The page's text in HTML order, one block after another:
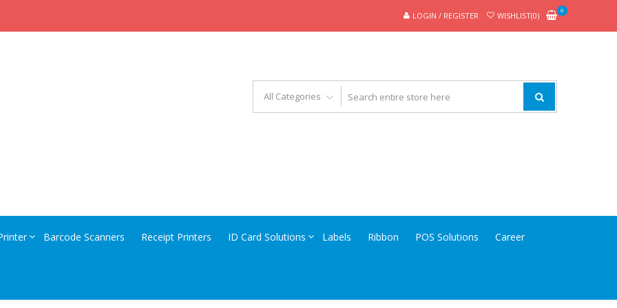
LOGIN / REGISTER WISHLIST(0)
0
Barcode Scanners Receipt Printers ID Card Solutions Labels Ribbon POS Solutions Career